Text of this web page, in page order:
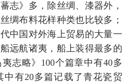
志》多，除丝绸、漆器外，
绸布料花样种类也比较多；
中国对外海上贸易的大量一
远航诸夷，船上装得最多的
志略》100个篇章中有40多
有20多篇记载了青花瓷贸